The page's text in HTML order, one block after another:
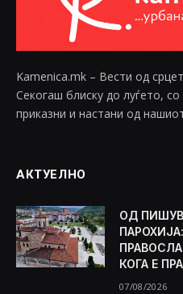
Kamenica.mk – Вести од
Секогаш блиску до луѓето,
приказни и настани од
АКТУЕЛНО
ОД
КОГА Е
07/08/2026